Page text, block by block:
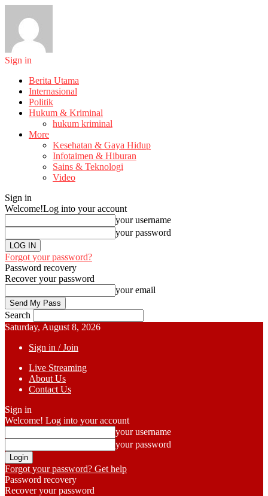
Sign in
Berita Utama
Internasional
Politik
Hukum & Kriminal
hukum kriminal
More
Kesehatan & Gaya Hidup
Infotaimen & Hiburan
Sains & Teknologi
Video
Sign in
Welcome!Log into your account
your username
your password
Forgot your password?
Password recovery
Recover your password
your email
Search
Saturday, August 8, 2026
Sign in / Join
Live Streaming
About Us
Contact Us
Sign in
Welcome! Log into your account
your username
your password
Forgot your password? Get help
Password recovery
Recover your password